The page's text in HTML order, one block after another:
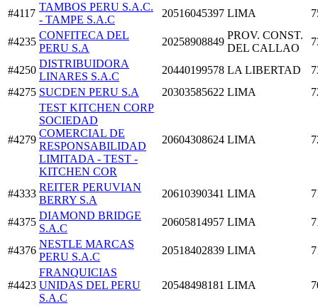
#4117
TAMBOS PERU S.A.C.
- TAMPE S.A.C
20516045397 LIMA
#4235
CONFITECA DEL
PERU S.A
20258908849
PROV. CONST.
DEL CALLAO
#4250
DISTRIBUIDORA
LINARES S.A.C
20440199578 LA LIBERTAD
#4275 SUCDEN PERU S.A 20303585622 LIMA
#4279
TEST KITCHEN CORP
SOCIEDAD
COMERCIAL DE
RESPONSABILIDAD
LIMITADA - TEST -
KITCHEN COR
20604308624 LIMA
#4333
REITER PERUVIAN
BERRY S.A
20610390341 LIMA
#4375
DIAMOND BRIDGE
S.A.C
20605814957 LIMA
#4376
NESTLE MARCAS
PERU S.A.C
20518402839 LIMA
#4423
FRANQUICIAS
UNIDAS DEL PERU
S.A.C
20548498181 LIMA